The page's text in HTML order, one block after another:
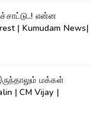
என்ன
| Kumudam News|
மக்கள்
| CM Vijay |